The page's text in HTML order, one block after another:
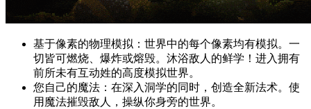
基于像素的物理模拟：世界中的每个像素均有模拟。一
切皆可燃烧、爆炸或熔毁。沐浴敌人的鲜学！进入拥有
前所未有互动姓的高度模拟世界。
您自己的魔法：在深入洞学的同时，创造全新法术。使
用魔法摧毁敌人，操纵你身旁的世界。